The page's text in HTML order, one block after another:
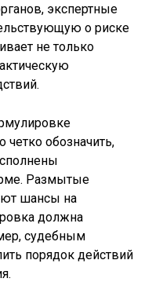
экспертные
о риске
не только
четко обозначить,
Размытые
шансы на
должна
судебным
порядок действий